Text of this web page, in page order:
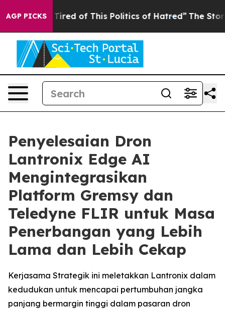
AGP PICKS
Tired of This Politics of Hatred” The Story Behind
Penyelesaian Dron
Lantronix Edge AI
Mengintegrasikan
Platform Gremsy dan
Teledyne FLIR untuk Masa
Penerbangan yang Lebih
Lama dan Lebih Cekap
Kerjasama Strategik ini meletakkan Lantronix dalam
kedudukan untuk mencapai pertumbuhan jangka
panjang bermargin tinggi dalam pasaran dron